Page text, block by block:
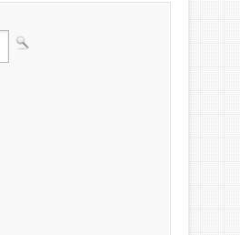
all your life.We